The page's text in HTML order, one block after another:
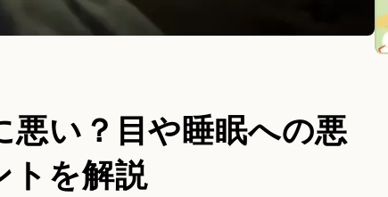
い？目や睡眠への悪
トを解説